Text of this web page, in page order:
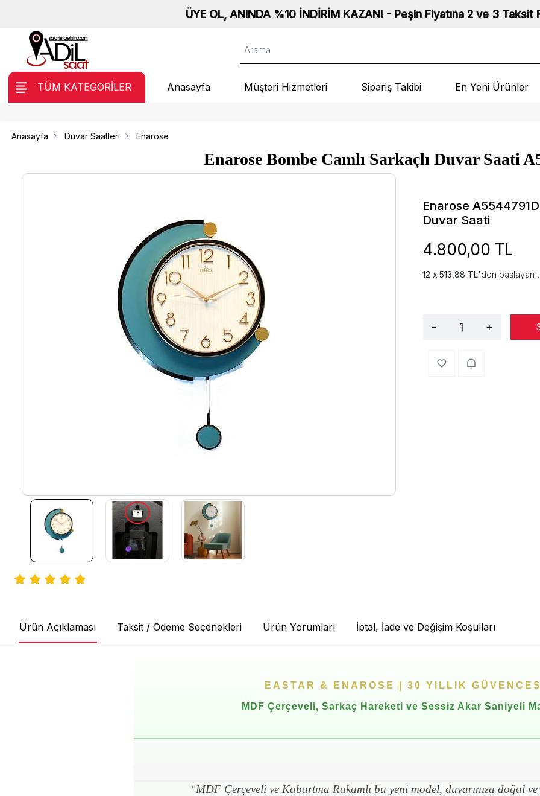
ÜYE OL, ANINDA %10 İNDİRİM KAZAN! - Peşin Fiyatına 2 ve 3 Taksit Fırsatı! -
TÜM KATEGORİLER Anasayfa Müşteri Hizmetleri Sipariş Takibi En Yeni Ürünler
Enarose Bombe Camlı Sarkaçlı Duvar Saati
Anasayfa Duvar Saatleri Enarose
Enarose
Duvar Saati
4.800,00 TL
513,88 TL'den başlayan
- +
Ürün Açıklaması Taksit / Ödeme Seçenekleri Ürün Yorumları İptal, İade ve Değişim Koşulları
EASTAR & ENAROSE | 30 YILLIK
MDF Çerçeveli, Sarkaç Hareketi ve Sessiz Akar Saniyeli
"MDF Çerçeveli ve Kabartma Rakamlı bu yeni model, duvarınıza doğal